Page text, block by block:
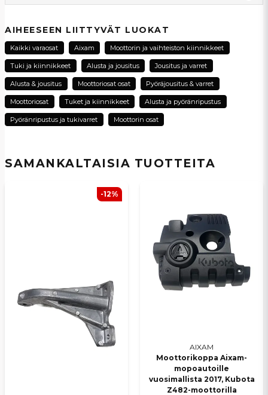
SAMANKALTAISIA ​​TUOTTEITA
-12%
AIXAM
Moottorikoppa Aixam-
mopoautoille
vuosimallista 2017, Kubota
Z482-moottorilla
Kysy meiltä tästä tuotteesta...
name
Nimi
Kyllä, voit julkaista kysymykseni
Lähetä kysymys
AIHEESEEN LIITTYVÄT LUOKAT
Kaikki varaosat Aixam Moottorin ja vaihteiston kiinnikkeet
Tuki ja kiinnikkeet Alusta ja jousitus Jousitus ja varret
Alusta & jousitus Moottoriosat osat Pyöräjousitus & varret
Moottoriosat Tuket ja kiinnikkeet Alusta ja pyöränripustus
Pyöränripustus ja tukivarret Moottorin osat